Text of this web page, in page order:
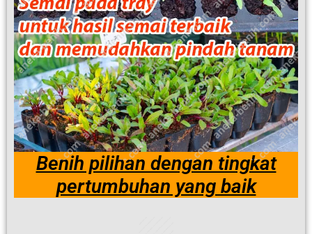
Benih pilihan dengan tingkat
pertumbuhan yang baik